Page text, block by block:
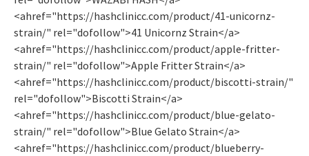
<ahref="https://hashclinicc.com/product/41-unicornz-
strain/" rel="dofollow">41 Unicornz Strain</a>
<ahref="https://hashclinicc.com/product/apple-fritter-
strain/" rel="dofollow">Apple Fritter Strain</a>
<ahref="https://hashclinicc.com/product/biscotti-strain/"
rel="dofollow">Biscotti Strain</a>
<ahref="https://hashclinicc.com/product/blue-gelato-
strain/" rel="dofollow">Blue Gelato Strain</a>
<ahref="https://hashclinicc.com/product/blueberry-